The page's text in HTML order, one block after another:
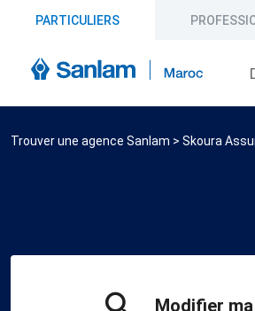
PARTICULIERS
Trouver une agence Sanlam > Skoura
Modifier